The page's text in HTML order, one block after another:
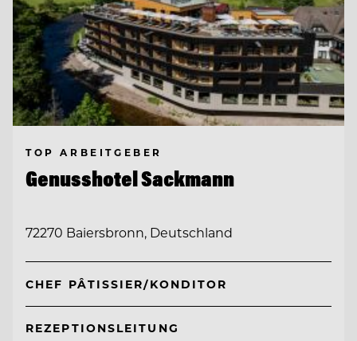
TOP ARBEITGEBER
Genusshotel Sackmann
72270 Baiersbronn, Deutschland
CHEF PÂTISSIER/KONDITOR
REZEPTIONSLEITUNG